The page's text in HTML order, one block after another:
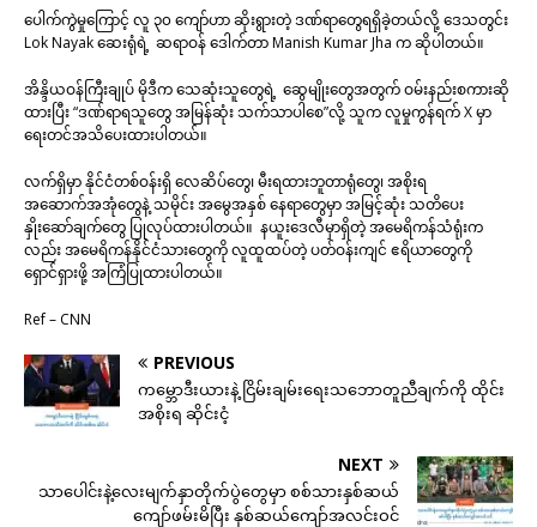
ပေါက်ကွဲမှုကြောင့် လူ ၃၀ ကျော်ဟာ ဆိုးရွားတဲ့ ဒဏ်ရာတွေရရှိခဲ့တယ်လို့ ဒေသတွင်း
Lok Nayak ဆေးရုံရဲ့ ဆရာဝန် ဒေါက်တာ Manish Kumar Jha က ဆိုပါတယ်။
အိန္ဒိယဝန်ကြီးချုပ် မိုဒီက သေဆုံးသူတွေရဲ့ ဆွေမျိုးတွေအတွက် ဝမ်းနည်းစကားဆို
ထားပြီး “ဒဏ်ရာရသူတွေ အမြန်ဆုံး သက်သာပါစေ”လို့ သူက လူမှုကွန်ရက် X မှာ
ရေးတင်အသိပေးထားပါတယ်။
လက်ရှိမှာ နိုင်ငံတစ်ဝန်းရှိ လေဆိပ်တွေ၊ မီးရထားဘူတာရုံတွေ၊ အစိုးရ
အဆောက်အအုံတွေနဲ့ သမိုင်း အမွေအနှစ် နေရာတွေမှာ အမြင့်ဆုံး သတိပေး
နှိုးဆော်ချက်တွေ ပြုလုပ်ထားပါတယ်။ နယူးဒေလီမှာရှိတဲ့ အမေရိကန်သံရုံးက
လည်း အမေရိကန်နိုင်ငံသားတွေကို လူထူထပ်တဲ့ ပတ်ဝန်းကျင် ဧရိယာတွေကို
ရှောင်ရှားဖို့ အကြံပြုထားပါတယ်။
Ref – CNN
PREVIOUS
ကမ္ဘောဒီးယားနဲ့ ငြိမ်းချမ်းရေးသဘောတူညီချက်ကို ထိုင်း
အစိုးရ ဆိုင်းငံ့
NEXT
သာပေါင်းနဲ့လေးမျက်နှာတိုက်ပွဲတွေမှာ စစ်သားနှစ်ဆယ်
ကျော်ဖမ်းမိပြီး နှစ်ဆယ်ကျော်အလင်းဝင်